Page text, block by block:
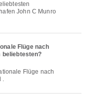
John C Munro
Flüge nach
beliebtesten?
.